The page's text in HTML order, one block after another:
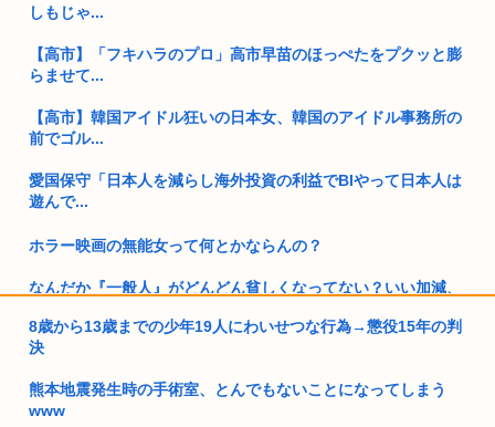
しもじゃ...
【高市】「フキハラのプロ」高市早苗のほっぺたをプクッと膨
らませて...
【高市】韓国アイドル狂いの日本女、韓国のアイドル事務所の
前でゴル...
愛国保守「日本人を減らし海外投資の利益でBIやって日本人は
遊んで...
ホラー映画の無能女って何とかならんの？
なんだか『一般人』がどんどん貧しくなってない？いい加減、
高市早苗の消費税減税、93%が「賛成」www
ロシア軍、キエフ州にある物流倉庫総面積の50%以上を破壊し
てしま...
8歳から13歳までの少年19人にわいせつな行為→懲役15年の判
決
熊本地震発生時の手術室、とんでもないことになってしまう
www